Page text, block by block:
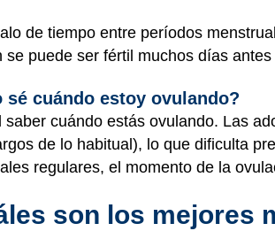
de tiempo entre períodos
se puede ser fértil muchos días
sé cuándo estoy ovulando?
saber cuándo estás ovulando. Las
de lo habitual), lo que dificulta
regulares, el momento de la
son los mejores